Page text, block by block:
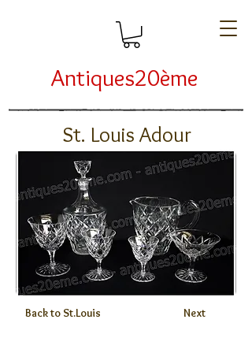
Antiques20ème
St. Louis Adour
Back to St.Louis Next